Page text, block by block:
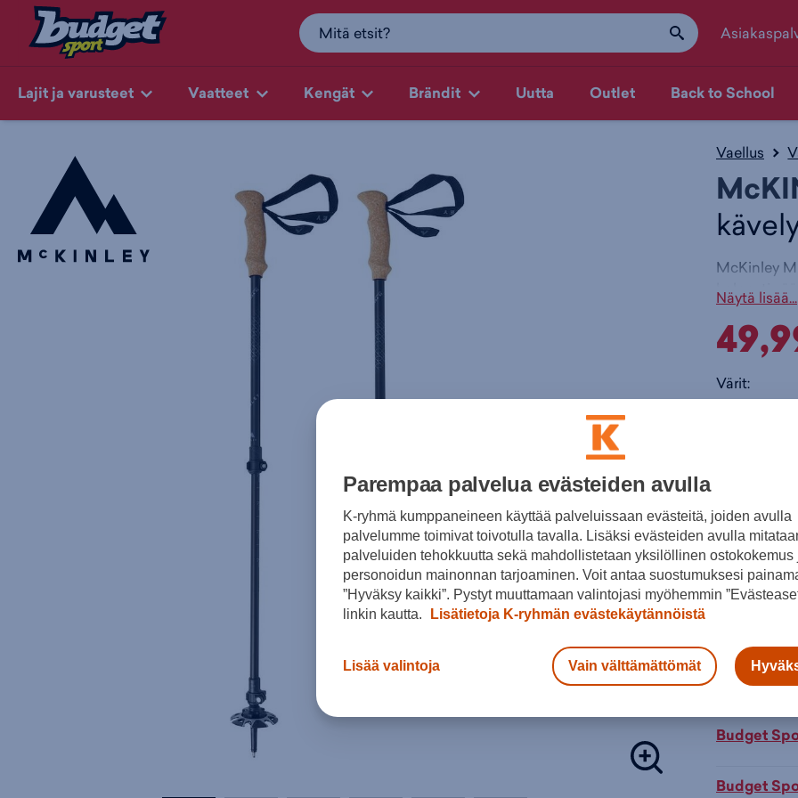
Lajit ja varusteet Vaatteet Kengät Brändit Uutta Outlet Back to School
Vaellus
McKinley
helposti
on
lisäävät
materiaali
Kevyt
7075
Väri:
Näytä lisää...
Värit:
Tarkista
Budget
Budget
Budget
Parempaa palvelua evästeiden avulla
K-ryhmä kumppaneineen käyttää palveluissaan evästeitä, joiden avulla
palvelumme toimivat toivotulla tavalla. Lisäksi evästeiden avulla
palveluiden tehokkuutta sekä mahdollistetaan yksilöllinen ostokokemus
personoidun mainonnan tarjoaminen. Voit antaa suostumuksesi
”Hyväksy kaikki”. Pystyt muuttamaan valintojasi myöhemmin
linkin kautta.
Lisätietoja K-ryhmän evästekäytännöistä
Lisää valintoja Vain välttämättömät